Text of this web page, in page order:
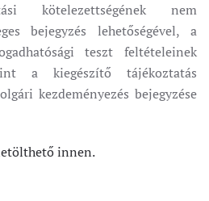
kötelezettségének nem
bejegyzés lehetőségével, a
teszt feltételeinek
a kiegészítő tájékoztatás
kezdeményezés bejegyzése
innen.